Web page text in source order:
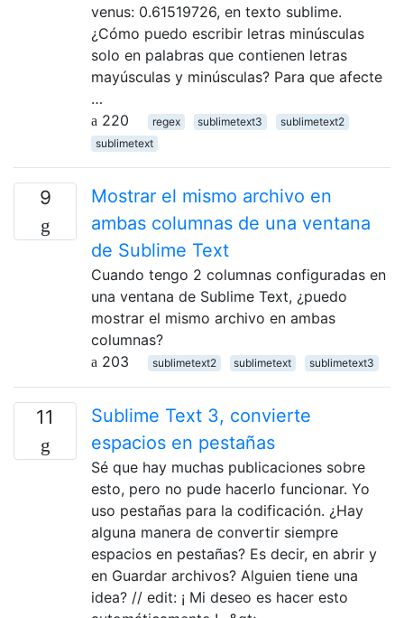
venus: 0.61519726, en texto sublime.
¿Cómo puedo escribir letras minúsculas
solo en palabras que contienen letras
mayúsculas y minúsculas? Para que afecte
…
220
regex sublimetext3
sublimetext2
sublimetext
9
Mostrar el mismo archivo en
ambas columnas de una ventana
de Sublime Text
Cuando tengo 2 columnas configuradas en
una ventana de Sublime Text, ¿puedo
mostrar el mismo archivo en ambas
columnas?
203
sublimetext2 sublimetext sublimetext3
11
Sublime Text 3, convierte
espacios en pestañas
Sé que hay muchas publicaciones sobre
esto, pero no pude hacerlo funcionar. Yo
uso pestañas para la codificación. ¿Hay
alguna manera de convertir siempre
espacios en pestañas? Es decir, en abrir y
en Guardar archivos? Alguien tiene una
idea? // edit: ¡ Mi deseo es hacer esto